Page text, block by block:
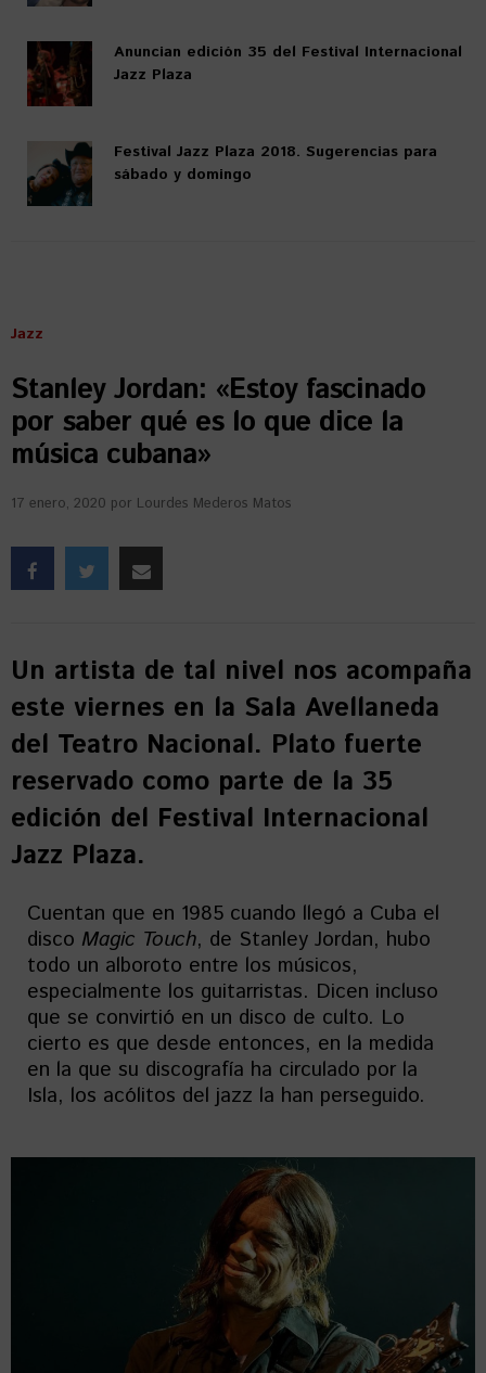
Anuncian edición 35 del Festival Internacional
Jazz Plaza
Festival Jazz Plaza 2018. Sugerencias para
sábado y domingo
Jazz
Stanley Jordan: «Estoy fascinado
por saber qué es lo que dice la
música cubana»
17 enero, 2020 por Lourdes Mederos Matos
Un artista de tal nivel nos acompaña
este viernes en la Sala Avellaneda
del Teatro Nacional. Plato fuerte
reservado como parte de la 35
edición del Festival Internacional
Jazz Plaza.
Cuentan que en 1985 cuando llegó a Cuba el
disco Magic Touch, de Stanley Jordan, hubo
todo un alboroto entre los músicos,
especialmente los guitarristas. Dicen incluso
que se convirtió en un disco de culto. Lo
cierto es que desde entonces, en la medida
en la que su discografía ha circulado por la
Isla, los acólitos del jazz la han perseguido.